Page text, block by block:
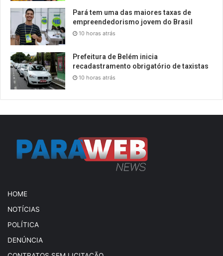
Pará tem uma das maiores taxas de
empreendedorismo jovem do Brasil
10 horas atrás
Prefeitura de Belém inicia
recadastramento obrigatório de taxistas
10 horas atrás
HOME
NOTÍCIAS
POLÍTICA
DENÚNCIA